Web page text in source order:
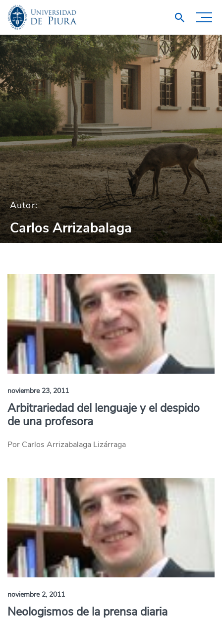
Autor:
Carlos Arrizabalaga
noviembre 23, 2011
Arbitrariedad del lenguaje y el despido
de una profesora
Por Carlos Arrizabalaga Lizárraga
noviembre 2, 2011
Neologismos de la prensa diaria